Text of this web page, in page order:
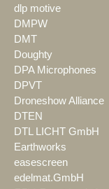
dlp motive
DMPW
DMT
Doughty
DPA Microphones
DPVT
Droneshow Alliance
DTEN
DTL LICHT GmbH
Earthworks
easescreen
edelmat.GmbH